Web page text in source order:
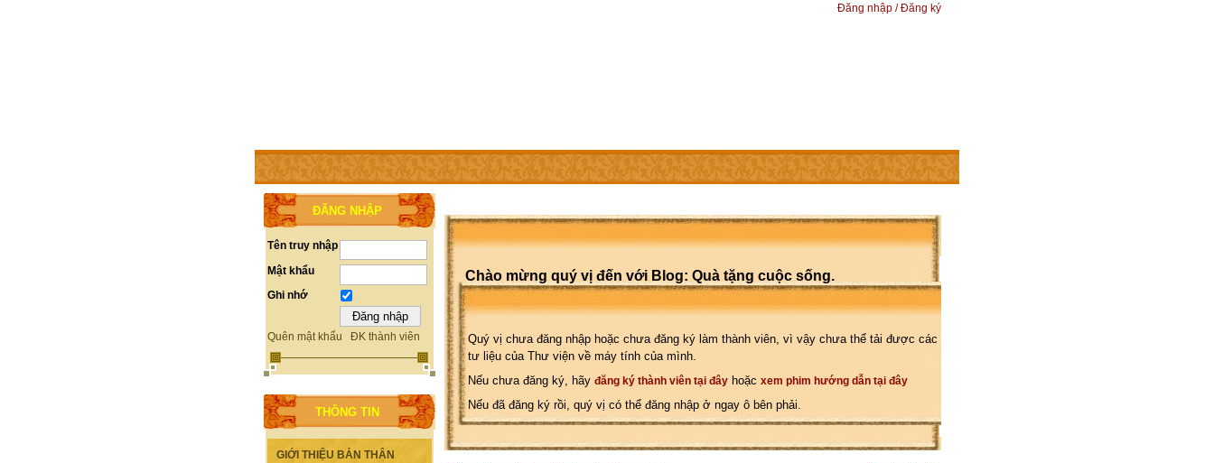
Đăng nhập / Đăng ký
TRANG CHỦ THÀNH VIÊN TRỢ GIÚP WEBSITE CỦA CÁC THÀNH VIÊN
ĐĂNG NHẬP
Tên truy nhập
Mật khẩu
Ghi nhớ
Quên mật khẩu ĐK thành viên
THÔNG TIN
GIỚI THIỆU BẢN THÂN
Chào mừng quý vị đến với Blog: Quà tặng cuộc sống.
Quý vị chưa đăng nhập hoặc chưa đăng ký làm thành viên, vì vậy chưa thể tải được các
tư liệu của Thư viện về máy tính của mình.
Nếu chưa đăng ký, hãy đăng ký thành viên tại đây hoặc xem phim hướng dẫn tại đây
Nếu đã đăng ký rồi, quý vị có thể đăng nhập ở ngay ô bên phải.